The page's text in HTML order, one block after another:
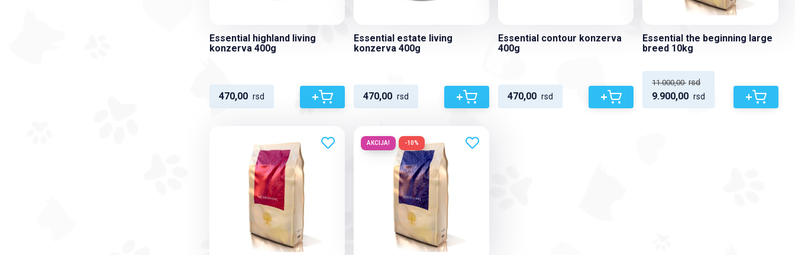
Essential highland living
konzerva 400g
470,00 rsd +
Essential estate living
konzerva 400g
470,00 rsd +
Essential contour konzerva
400g
470,00 rsd +
Essential the beginning large
breed 10kg
11.000,00 rsd
9.900,00 rsd +
AKCIJA! -10%